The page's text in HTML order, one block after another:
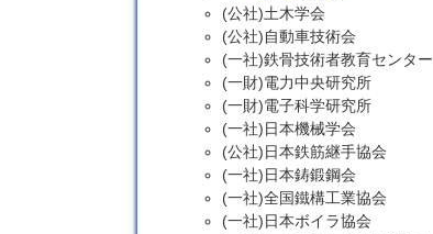
(公社)土木学会
(公社)自動車技術会
(一社)鉄骨技術者教育センター
(一財)電力中央研究所
(一財)電子科学研究所
(一社)日本機械学会
(公社)日本鉄筋継手協会
(一社)日本鋳鍛鋼会
(一社)全国鐵構工業協会
(一社)日本ボイラ協会